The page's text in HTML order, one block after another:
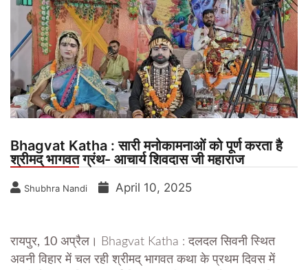
Bhagvat Katha : सारी मनोकामनाओं को पूर्ण करता है
श्रीमद् भागवत ग्रंथ- आचार्य शिवदास जी महाराज
Shubhra Nandi April 10, 2025
रायपुर, 10 अप्रैल।
Bhagvat Katha : दलदल सिवनी स्थित
अवनी विहार में चल रही श्रीमद् भागवत कथा के प्रथम दिवस में